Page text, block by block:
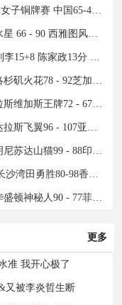
2024年09月08日 09月08日残奥会轮椅篮球女子铜牌赛 中国65-43加拿大 全场集锦
2024年09月08日 WNBA常规赛 菲尼克斯水星 66 - 90 西雅图风暴 全场集锦
2024年09月07日 U18亚洲杯男篮1/4决赛-刘李15+8 陈家政13分 中国46分大胜印度
2024年09月07日 09月07日WNBA常规赛 洛杉矶火花78 - 92芝加哥天空 全场集锦
2024年09月07日 09月07日WNBA常规赛 拉斯维加斯王牌72 - 67康涅狄格太阳 集锦
2024年09月07日 09月07日WNBA常规赛 达拉斯飞翼96 - 107亚特兰大梦想 全场集锦
2024年09月07日 09月07日WNBA常规赛 明尼苏达山猫99 - 88印第安纳狂热 全场集锦
2024年09月06日 09月06日NBL半决赛G4 长沙湾田勇胜80-98香港金牛 全场集锦
2024年09月06日 09月06日WNBA常规赛 华盛顿神秘人90 - 77菲尼克斯水星 全场集锦
更多
准 我开心极了
又被李炎哲生断